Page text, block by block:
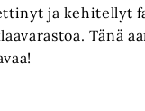
ja kehitellyt
Tänä